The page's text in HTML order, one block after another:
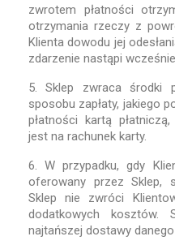
zwrotem płatności
otrzymania rzeczy z
Klienta dowodu jej
zdarzenie nastąpi
5. Sklep zwraca środki
sposobu zapłaty, jakiego
płatności kartą
jest na rachunek karty.
6. W przypadku, gdy
oferowany przez Sklep,
Sklep nie zwróci
dodatkowych kosztów.
najtańszej dostawy